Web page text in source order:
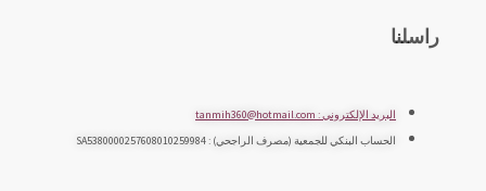
راسلنا
البريد الإلكتروني : tanmih360@hotmail.com
الحساب البنكي للجمعية (مصرف الراجحي) : SA5380000257608010259984